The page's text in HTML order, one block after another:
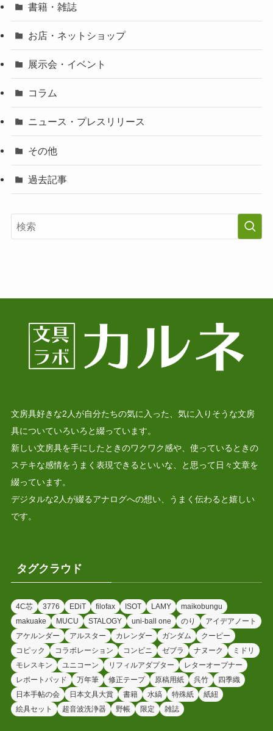
書籍・雑誌
お店・ネットショップ
展示会・イベント
コラム
ニュース・プレスリリース
その他
過去記事
文房具好きな2人が自分たちの気に入った、気に入りそうな文房
具についていろいろと綴っています。
新しい文房具を手にしたときのワクワク感や、使っているときの
ステキな感情をうまく表現できるといいな、と思って日々文章を
綴っています。
デジタルな2人が綴るアナログへの想い、うまく伝わると嬉しい
です。
タグクラウド
4C芯 3776 EDiT filofax ISOT LAMY
maikobungu
makuake
MUCU STALOGY uni-ball one のり
アイデアノート
アケルンダー
アルスター カレンダー ガンダム
クーピー
コピック
コラボレーション コンビニ ゼブラ ナヌーク
ミドリ
モレスキン
ユニコーン リフィルアダプター
レターオープナー
レポートパッド
万年筆 修正テープ 原稿用紙 呉竹
四季織
日本手帖の会
日本文具大賞 書籍 水縞 特殊紙
紙紐
絵具セット
超音波洗浄器 野帳 限定 雑誌